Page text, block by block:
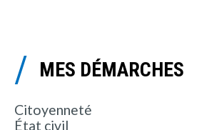
MES DÉMARCHES
Citoyenneté
État civil